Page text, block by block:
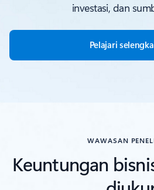
investasi, dan
Pelajari
WAWASAN
Keuntungan